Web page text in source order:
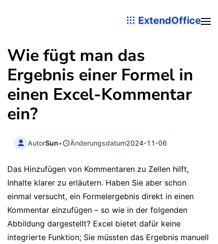
ExtendOffice
Wie fügt man das
Ergebnis einer Formel in
einen Excel-Kommentar
ein?
AutorSun• Änderungsdatum2024-11-06
Das Hinzufügen von Kommentaren zu Zellen hilft,
Inhalte klarer zu erläutern. Haben Sie aber schon
einmal versucht, ein Formelergebnis direkt in einen
Kommentar einzufügen – so wie in der folgenden
Abbildung dargestellt? Excel bietet dafür keine
integrierte Funktion; Sie müssten das Ergebnis manuell